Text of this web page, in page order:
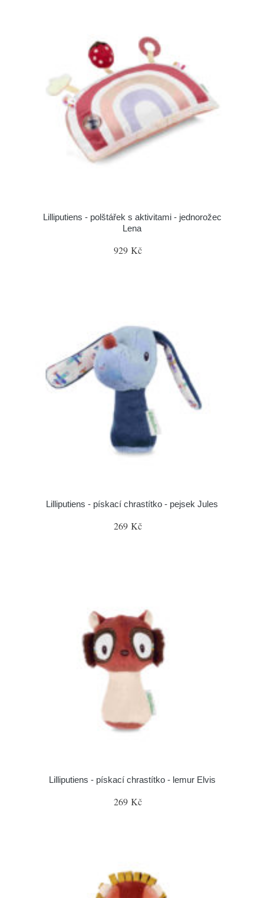
Lilliputiens - polštářek s aktivitami - jednorožec
Lena
929 Kč
Lilliputiens - pískací chrastítko - pejsek Jules
269 Kč
Lilliputiens - pískací chrastítko - lemur Elvis
269 Kč